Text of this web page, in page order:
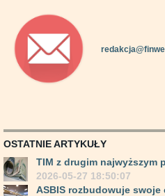
OSTATNIE ARTYKUŁY
TIM z drugim najwyższym
2026-05-27 18:50:07
ASBIS rozbudowuje swoje